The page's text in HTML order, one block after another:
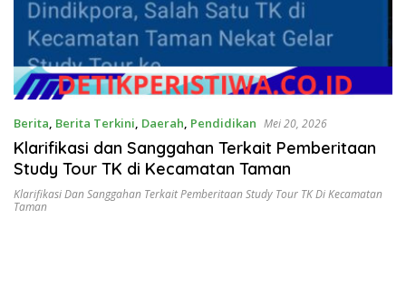
Berita, Berita Terkini, Daerah, Pendidikan Mei 20, 2026
Klarifikasi dan Sanggahan Terkait Pemberitaan
Study Tour TK di Kecamatan Taman
Klarifikasi Dan Sanggahan Terkait Pemberitaan Study Tour TK Di Kecamatan
Taman